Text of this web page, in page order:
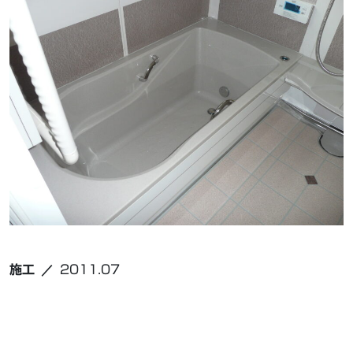
施工 2011.07